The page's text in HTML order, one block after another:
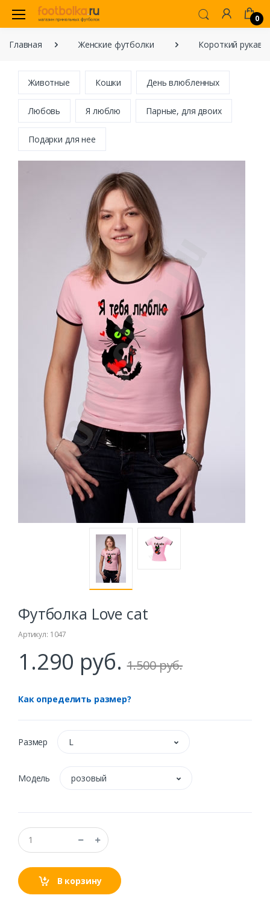
0
Главная Женские футболки Короткий рукав
Животные Кошки День влюбленных
Любовь Я люблю Парные, для двоих
Подарки для нее
Футболка Love cat
Артикул: 1047
1.290 руб. 1.500 руб.
Как определить размер?
Размер L
Модель розовый
В корзину